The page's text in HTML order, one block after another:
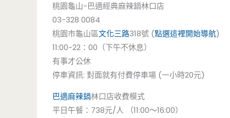
桃園龜山-巴適經典麻辣鍋林口店
03-328 0084
桃園市龜山區文化三路318號 (點選這裡開始導航)
11:00-22：00（下午不休息）
有事才公休
停車資訊: 對面就有付費停車場 (一小時20元)
巴適麻辣鍋林口店收費模式
平日午餐：738元/人 （11:00～16:00）